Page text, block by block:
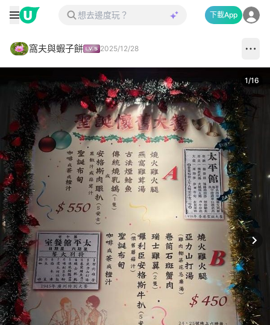
下載App
窩夫與蝦子餅 2025/12/28
1/16